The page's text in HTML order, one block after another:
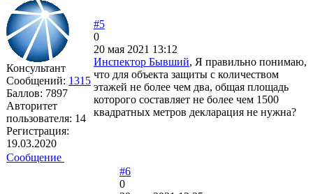
Консультант
Сообщений: 1315
Баллов: 7897
Авторитет
пользователя: 14
Регистрация:
19.03.2020
#5
0
20 мая 2021 13:12
Инспектор Бывший, Я правильно понимаю,
что для объекта защиты с количеством
этажей не более чем два, общая площадь
которого составляет не более чем 1500
квадратных метров декларация не нужна?
Сообщение
#6
0